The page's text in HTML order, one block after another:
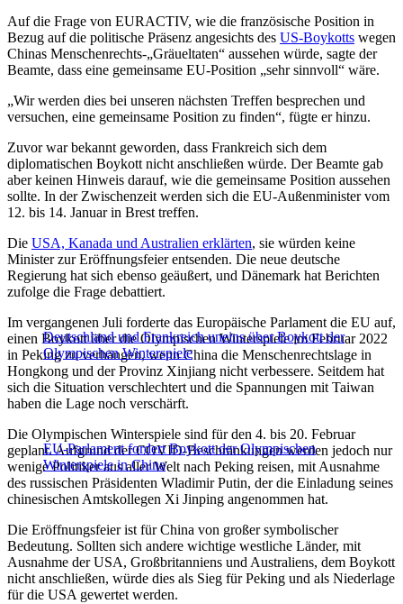
Auf die Frage von EURACTIV, wie die französische Position in
Bezug auf die politische Präsenz angesichts des US-Boykotts wegen
Chinas Menschenrechts-„Gräueltaten“ aussehen würde, sagte der
Beamte, dass eine gemeinsame EU-Position „sehr sinnvoll“ wäre.
„Wir werden dies bei unseren nächsten Treffen besprechen und
versuchen, eine gemeinsame Position zu finden“, fügte er hinzu.
Zuvor war bekannt geworden, dass Frankreich sich dem
diplomatischen Boykott nicht anschließen würde. Der Beamte gab
aber keinen Hinweis darauf, wie die gemeinsame Position aussehen
sollte. In der Zwischenzeit werden sich die EU-Außenminister vom
12. bis 14. Januar in Brest treffen.
Die USA, Kanada und Australien erklärten, sie würden keine
Minister zur Eröffnungsfeier entsenden. Die neue deutsche
Regierung hat sich ebenso geäußert, und Dänemark hat Berichten
zufolge die Frage debattiert.
Deutschland und Frankreich uneins über Boykott der
Olympischen Winterspiele
Im vergangenen Juli forderte das Europäische Parlament die EU auf,
einen Boykott über die Olympischen Winterspiele im Februar 2022
in Peking zu verhängen, wenn China die Menschenrechtslage in
Hongkong und der Provinz Xinjiang nicht verbessere. Seitdem hat
sich die Situation verschlechtert und die Spannungen mit Taiwan
haben die Lage noch verschärft.
EU-Parlament fordert Boykott der Olympischen
Winterspiele in China
Die Olympischen Winterspiele sind für den 4. bis 20. Februar
geplant. Aufgrund der COVID-Beschränkungen werden jedoch nur
wenige Politiker aus aller Welt nach Peking reisen, mit Ausnahme
des russischen Präsidenten Wladimir Putin, der die Einladung seines
chinesischen Amtskollegen Xi Jinping angenommen hat.
Die Eröffnungsfeier ist für China von großer symbolischer
Bedeutung. Sollten sich andere wichtige westliche Länder, mit
Ausnahme der USA, Großbritanniens und Australiens, dem Boykott
nicht anschließen, würde dies als Sieg für Peking und als Niederlage
für die USA gewertet werden.